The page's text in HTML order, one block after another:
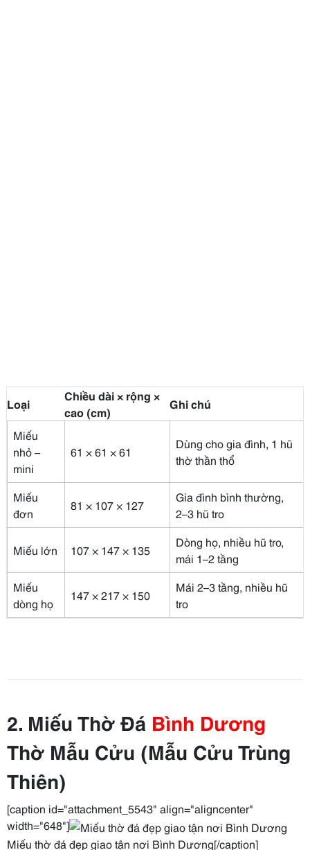
Loại
Chiều dài × rộng ×
cao (cm)
Ghi chú
Miếu
nhỏ –
mini
61 × 61 × 61
Dùng cho gia đình, 1 hũ
thờ thần thổ
Miếu
đơn
81 × 107 × 127
Gia đình bình thường,
2–3 hũ tro
Miếu lớn 107 × 147 × 135
Dòng họ, nhiều hũ tro,
mái 1–2 tầng
Miếu
dòng họ
147 × 217 × 150
Mái 2–3 tầng, nhiều hũ
tro
2. Miếu Thờ Đá Bình Dương
Thờ Mẫu Cửu (Mẫu Cửu Trùng
Thiên)
[caption id="attachment_5543" align="aligncenter"
width="648"]
Miếu thờ đá đẹp giao tận nơi Bình Dương[/caption]